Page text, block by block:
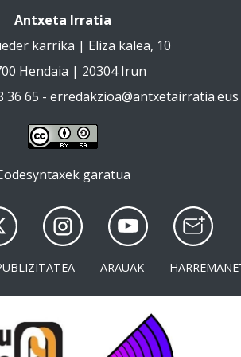
Antxeta Irratia
karrika | Eliza kalea, 10
Hendaia | 20304 Irun
36 65 - erredakzioa@antxetairratia.eus
garatua
ARAUAK